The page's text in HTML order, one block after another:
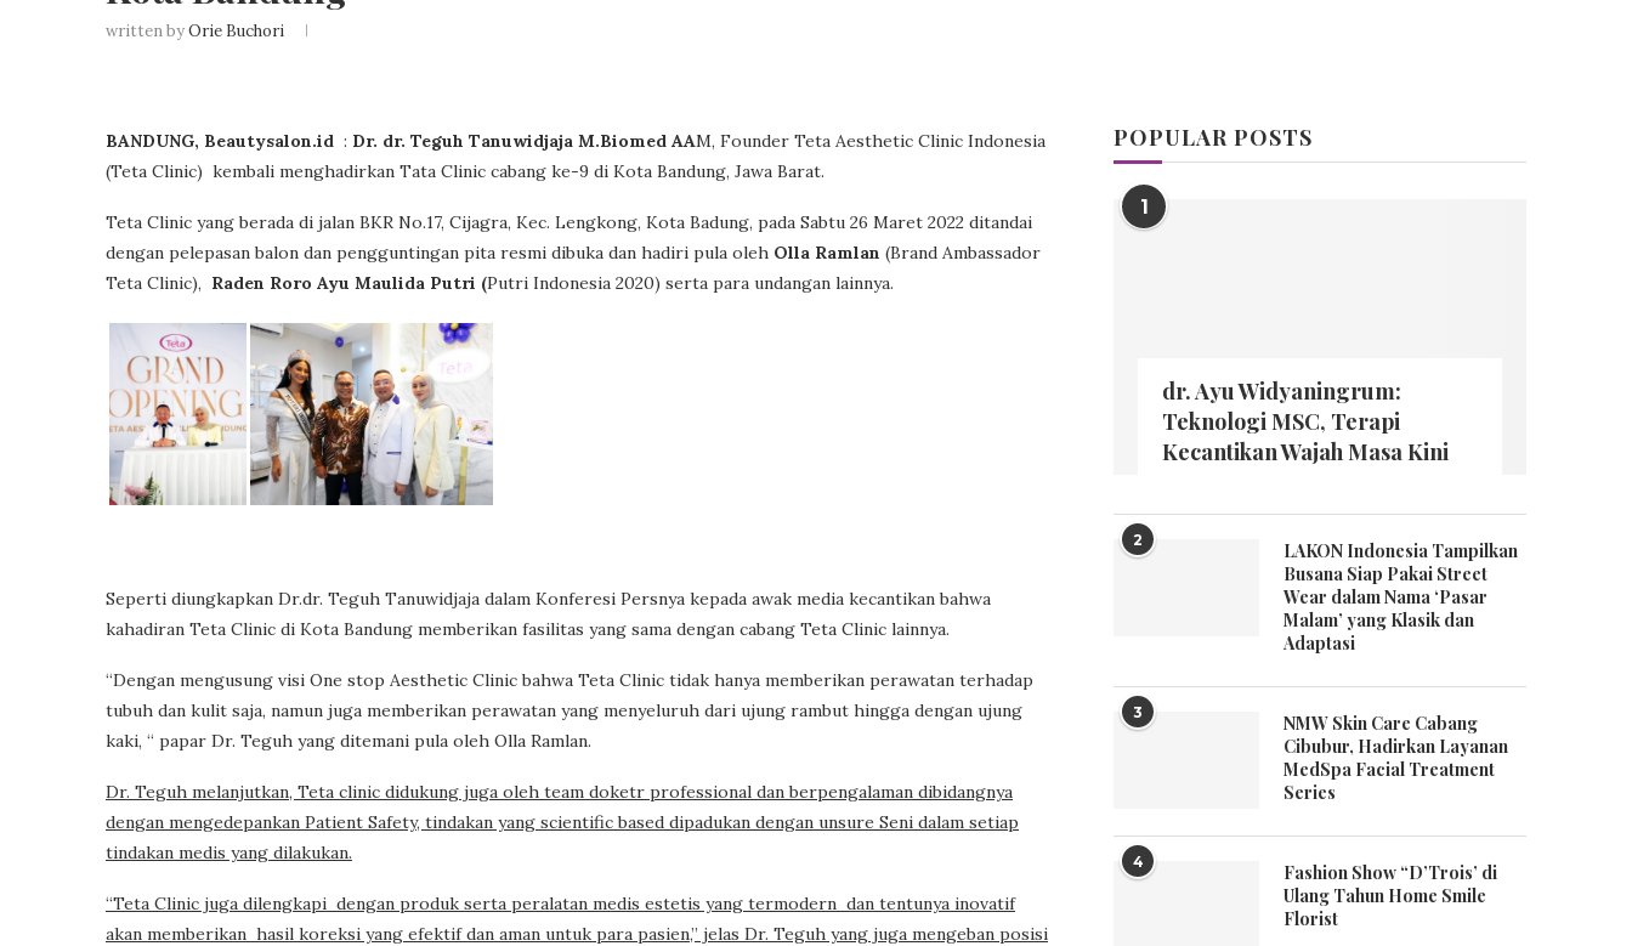
written byOrie Buchori
BANDUNG, Beautysalon.id : Dr. dr. Teguh Tanuwidjaja M.Biomed AAM, Founder Teta Aesthetic Clinic Indonesia
(Teta Clinic) kembali menghadirkan Tata Clinic cabang ke-9 di Kota Bandung, Jawa Barat.
Teta Clinic yang berada di jalan BKR No.17, Cijagra, Kec. Lengkong, Kota Badung, pada Sabtu 26 Maret 2022 ditandai
dengan pelepasan balon dan pengguntingan pita resmi dibuka dan hadiri pula oleh Olla Ramlan (Brand Ambassador
Teta Clinic), Raden Roro Ayu Maulida Putri (Putri Indonesia 2020) serta para undangan lainnya.
Seperti diungkapkan Dr.dr. Teguh Tanuwidjaja dalam Konferesi Persnya kepada awak media kecantikan bahwa
kahadiran Teta Clinic di Kota Bandung memberikan fasilitas yang sama dengan cabang Teta Clinic lainnya.
“Dengan mengusung visi One stop Aesthetic Clinic bahwa Teta Clinic tidak hanya memberikan perawatan terhadap
tubuh dan kulit saja, namun juga memberikan perawatan yang menyeluruh dari ujung rambut hingga dengan ujung
kaki, “ papar Dr. Teguh yang ditemani pula oleh Olla Ramlan.
Dr. Teguh melanjutkan, Teta clinic didukung juga oleh team doketr professional dan berpengalaman dibidangnya
dengan mengedepankan Patient Safety, tindakan yang scientific based dipadukan dengan unsure Seni dalam setiap
tindakan medis yang dilakukan.
“Teta Clinic juga dilengkapi dengan produk serta peralatan medis estetis yang termodern dan tentunya inovatif
akan memberikan hasil koreksi yang efektif dan aman untuk para pasien,” jelas Dr. Teguh yang juga mengeban posisi
POPULAR POSTS
1
dr. Ayu Widyaningrum:
Teknologi MSC, Terapi
Kecantikan Wajah Masa Kini
2
LAKON Indonesia Tampilkan
Busana Siap Pakai Street
Wear dalam Nama ‘Pasar
Malam’ yang Klasik dan
Adaptasi
3
NMW Skin Care Cabang
Cibubur, Hadirkan Layanan
MedSpa Facial Treatment
Series
4
Fashion Show “D’Trois’ di
Ulang Tahun Home Smile
Florist